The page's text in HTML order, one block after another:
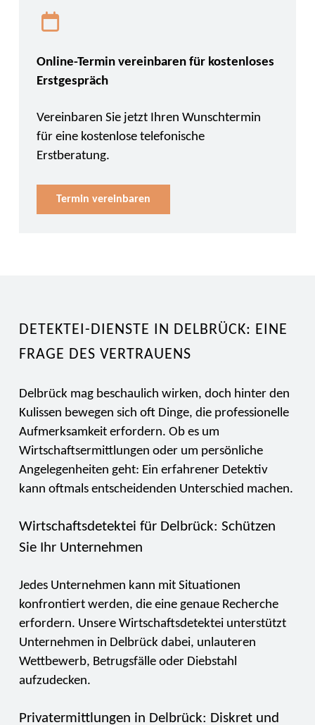
Online-Termin vereinbaren für kostenloses
Erstgespräch
Vereinbaren Sie jetzt Ihren Wunschtermin
für eine kostenlose telefonische
Erstberatung.
Termin vereinbaren
DETEKTEI-DIENSTE IN DELBRÜCK: EINE
FRAGE DES VERTRAUENS
Delbrück mag beschaulich wirken, doch hinter den
Kulissen bewegen sich oft Dinge, die professionelle
Aufmerksamkeit erfordern. Ob es um
Wirtschaftsermittlungen oder um persönliche
Angelegenheiten geht: Ein erfahrener Detektiv
kann oftmals entscheidenden Unterschied machen.
Wirtschaftsdetektei für Delbrück: Schützen
Sie Ihr Unternehmen
Jedes Unternehmen kann mit Situationen
konfrontiert werden, die eine genaue Recherche
erfordern. Unsere Wirtschaftsdetektei unterstützt
Unternehmen in Delbrück dabei, unlauteren
Wettbewerb, Betrugsfälle oder Diebstahl
aufzudecken.
Privatermittlungen in Delbrück: Diskret und